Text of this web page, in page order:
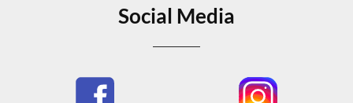
Social Media